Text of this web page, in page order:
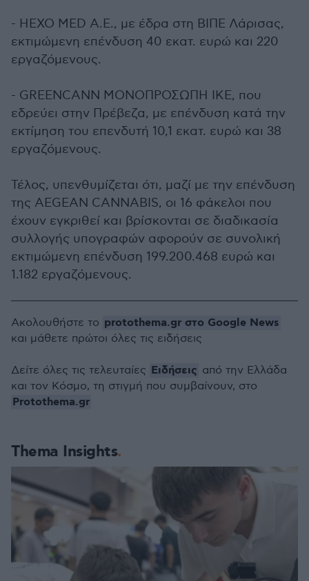
- HEXO MED A.E., με έδρα στη ΒΙΠΕ Λάρισας,
εκτιμώμενη επένδυση 40 εκατ. ευρώ και 220
εργαζόμενους.
- GREENCANN ΜΟΝΟΠΡΟΣΩΠΗ ΙΚΕ, που
εδρεύει στην Πρέβεζα, με επένδυση κατά την
εκτίμηση του επενδυτή 10,1 εκατ. ευρώ και 38
εργαζόμενους.
Τέλος, υπενθυμίζεται ότι, μαζί με την επένδυση
της AEGEAN CANNABIS, οι 16 φάκελοι που
έχουν εγκριθεί και βρίσκονται σε διαδικασία
συλλογής υπογραφών αφορούν σε συνολική
εκτιμώμενη επένδυση 199.200.468 ευρώ και
1.182 εργαζόμενους.
Thema Insights
Ακολουθήστε το protothema.gr στο Google News
και μάθετε πρώτοι όλες τις ειδήσεις
Δείτε όλες τις τελευταίες Ειδήσεις από την Ελλάδα
και τον Κόσμο, τη στιγμή που συμβαίνουν, στο
Protothema.gr